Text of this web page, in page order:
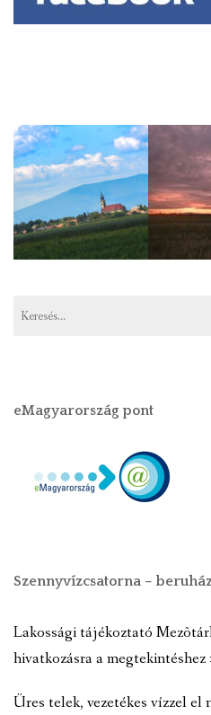
eMagyarország pont
Szennyvízcsatorna –
Lakossági tájékoztató
hivatkozásra a megtekintéshez
Üres telek, vezetékes vízzel